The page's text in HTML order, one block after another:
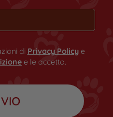
di Privacy Policye
e le accetto.